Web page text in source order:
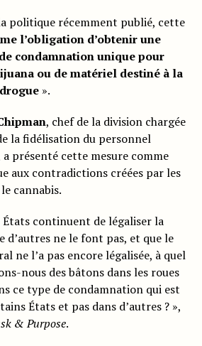
politique récemment publié, cette
l’obligation d’obtenir une
condamnation unique pour
ou de matériel destiné à la
».
, chef de la division chargée
la fidélisation du personnel
présenté cette mesure comme
aux contradictions créées par les
cannabis.
continuent de légaliser la
d’autres ne le font pas, et que le
ne l’a pas encore légalisée, à quel
nous des bâtons dans les roues
ce type de condamnation qui est
États et pas dans d’autres ? »,
& Purpose.